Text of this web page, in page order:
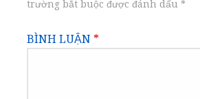
trường bắt buộc được đánh dấu *
BÌNH LUẬN *